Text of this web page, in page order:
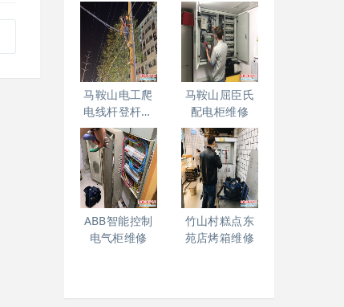
马鞍山电工爬
电线杆登杆高
空作业
马鞍山屈臣氏
配电柜维修
ABB智能控制
电气柜维修
竹山村糕点东
苑店烤箱维修